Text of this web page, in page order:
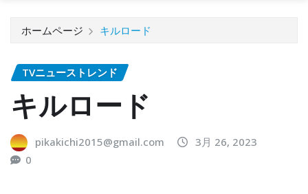
ホームページ キルロード
TVニューストレンド
キルロード
pikakichi2015@gmail.com
3月 26, 2023
0